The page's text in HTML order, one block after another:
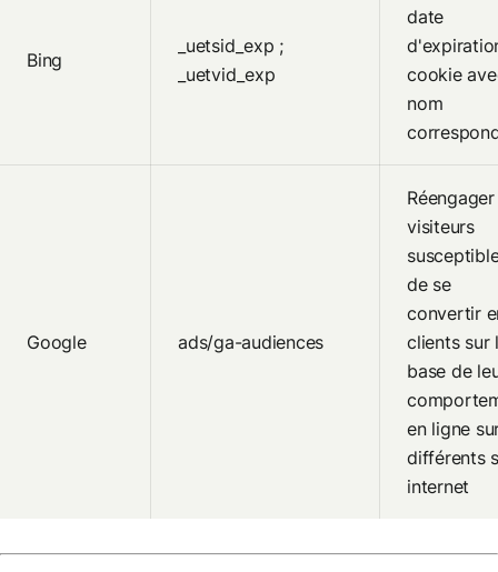
Bing
_uetsid_exp ;
_uetvid_exp
date
cookie
nom
Google ads/ga-audiences
visiteurs
de se
convertir
clients sur
base de
en ligne
différents
internet